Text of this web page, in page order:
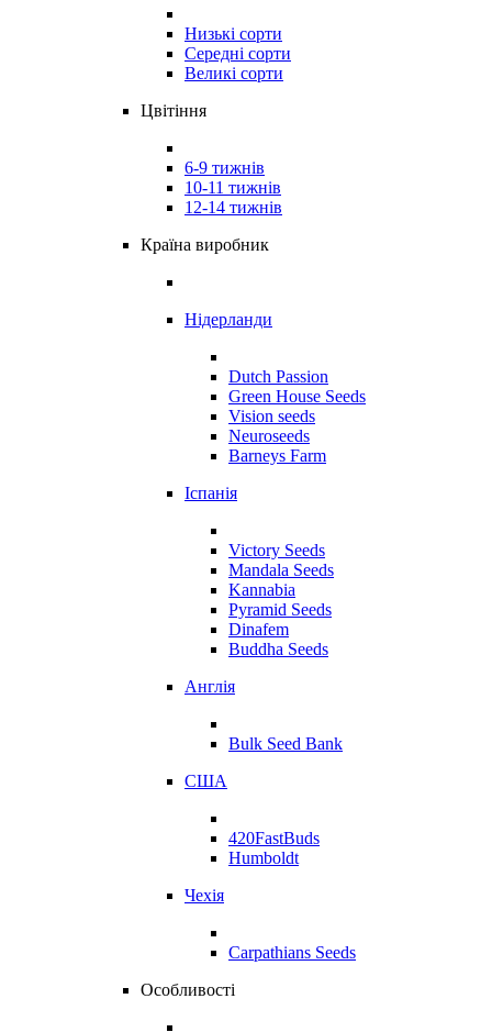
Низькі сорти
Середні сорти
Великі сорти
Цвітіння
6-9 тижнів
10-11 тижнів
12-14 тижнів
Країна виробник
Нідерланди
Dutch Passion
Green House Seeds
Vision seeds
Neuroseeds
Barneys Farm
Іспанія
Victory Seeds
Mandala Seeds
Kannabia
Pyramid Seeds
Dinafem
Buddha Seeds
Англія
Bulk Seed Bank
США
420FastBuds
Humboldt
Чехія
Carpathians Seeds
Особливості